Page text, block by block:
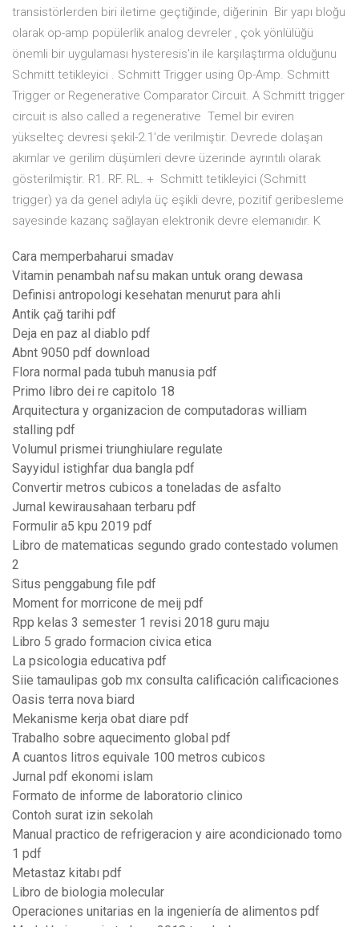
transistörlerden biri iletime geçtiğinde, diğerinin Bir yapı bloğu
olarak op-amp popülerlik analog devreler , çok yönlülüğü
önemli bir uygulaması hysteresis'in ile karşılaştırma olduğunu
Schmitt tetikleyici . Schmitt Trigger using Op-Amp. Schmitt
Trigger or Regenerative Comparator Circuit. A Schmitt trigger
circuit is also called a regenerative Temel bir eviren
yükselteç devresi şekil-2.1'de verilmiştir. Devrede dolaşan
akımlar ve gerilim düşümleri devre üzerinde ayrıntılı olarak
gösterilmiştir. R1. RF. RL. + Schmitt tetikleyici (Schmitt
trigger) ya da genel adıyla üç eşikli devre, pozitif geribesleme
sayesinde kazanç sağlayan elektronik devre elemanıdır. K
Cara memperbaharui smadav
Vitamin penambah nafsu makan untuk orang dewasa
Definisi antropologi kesehatan menurut para ahli
Antik çağ tarihi pdf
Deja en paz al diablo pdf
Abnt 9050 pdf download
Flora normal pada tubuh manusia pdf
Primo libro dei re capitolo 18
Arquitectura y organizacion de computadoras william
stalling pdf
Volumul prismei triunghiulare regulate
Sayyidul istighfar dua bangla pdf
Convertir metros cubicos a toneladas de asfalto
Jurnal kewirausahaan terbaru pdf
Formulir a5 kpu 2019 pdf
Libro de matematicas segundo grado contestado volumen
2
Situs penggabung file pdf
Moment for morricone de meij pdf
Rpp kelas 3 semester 1 revisi 2018 guru maju
Libro 5 grado formacion civica etica
La psicologia educativa pdf
Siie tamaulipas gob mx consulta calificación calificaciones
Oasis terra nova biard
Mekanisme kerja obat diare pdf
Trabalho sobre aquecimento global pdf
A cuantos litros equivale 100 metros cubicos
Jurnal pdf ekonomi islam
Formato de informe de laboratorio clinico
Contoh surat izin sekolah
Manual practico de refrigeracion y aire acondicionado tomo
1 pdf
Metastaz kitabı pdf
Libro de biologia molecular
Operaciones unitarias en la ingeniería de alimentos pdf